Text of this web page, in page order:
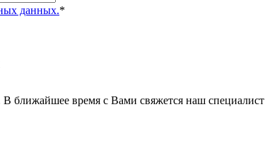
данных.*
ближайшее время с Вами свяжется наш специалист